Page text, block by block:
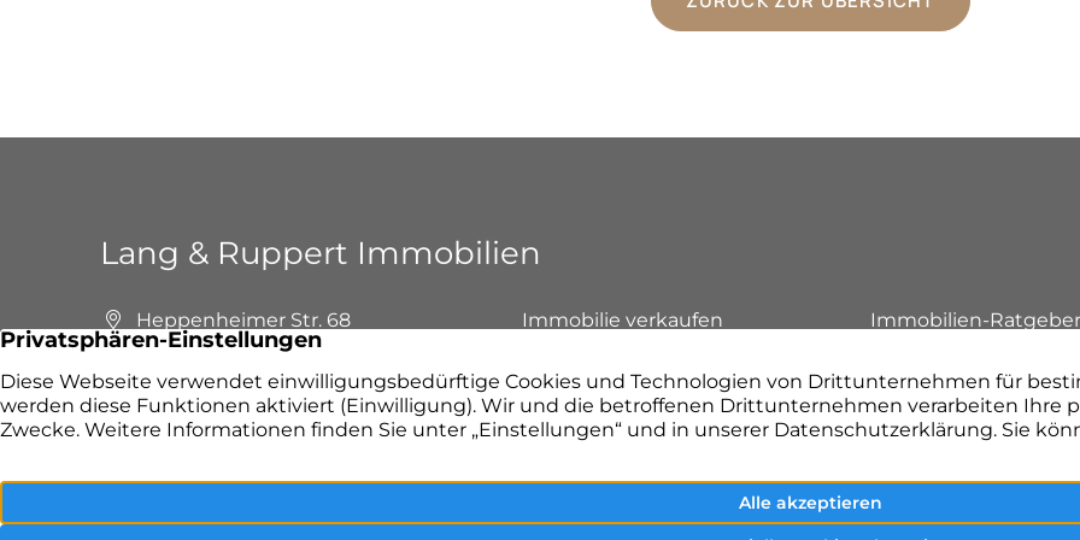
Lang & Ruppert Immobilien
Heppenheimer Str. 68
+49 6253 9799390
E-Mail senden
Immobilie verkaufen
Immobilien-Ratgeber
Finance Management
Unternehmen
Project Management
Kontakt aufnehmen